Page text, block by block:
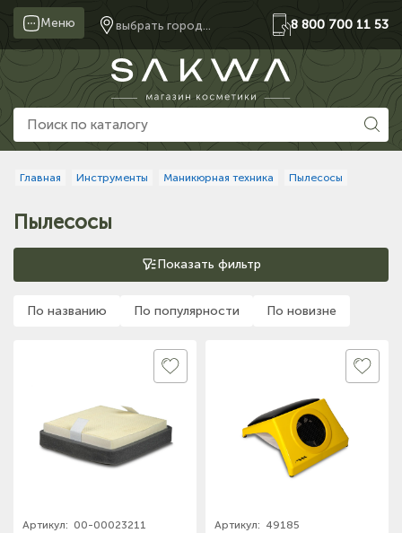
Меню выбрать город... 8 800 700 11 53
Главная Инструменты Маникюрная техника Пылесосы
Пылесосы
Показать фильтр
По названию По популярности По новизне
Артикул: 00-00023211 Артикул: 49185